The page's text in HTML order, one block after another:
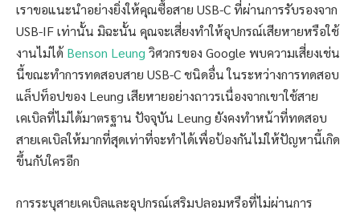
เราขอแนะนำอย่างยิ่งให้คุณซื้อสาย USB-C ที่ผ่านการรับรองจาก
USB-IF เท่านั้น มิฉะนั้น คุณจะเสี่ยงทำให้อุปกรณ์เสียหายหรือใช้
งานไม่ได้ Benson Leung วิศวกรของ Google พบความเสี่ยงเช่น
นี้ขณะทำการทดสอบสาย USB-C ชนิดอื่น ในระหว่างการทดสอบ
แล็ปท็อปของ Leung เสียหายอย่างถาวรเนื่องจากเขาใช้สาย
เคเบิลที่ไม่ได้มาตรฐาน ปัจจุบัน Leung ยังคงทำหน้าที่ทดสอบ
สายเคเบิลให้มากที่สุดเท่าที่จะทำได้เพื่อป้องกันไม่ให้ปัญหานี้เกิด
ขึ้นกับใครอีก
การระบุสายเคเบิลและอุปกรณ์เสริมปลอมหรือที่ไม่ผ่านการ